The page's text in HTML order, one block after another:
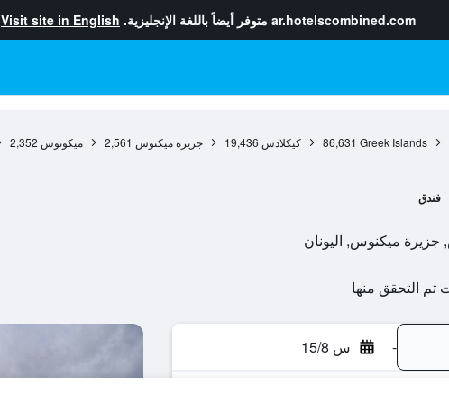
ar.hotelscombined.com متوفر أيضاً باللغة الإنجليزية. Visit site in English
Greek Islands
86,631 كيكلادس 19,436 جزيرة ميكنوس 2,561 ميكونوس 2,352
فندق
- س 15/8